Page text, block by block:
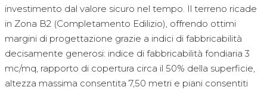
investimento dal valore sicuro nel tempo. Il terreno ricade
in Zona B2 (Completamento Edilizio), offrendo ottimi
margini di progettazione grazie a indici di fabbricabilità
decisamente generosi: indice di fabbricabilità fondiaria 3
mc/mq, rapporto di copertura circa il 50% della superficie,
altezza massima consentita 7,50 metri e piani consentiti